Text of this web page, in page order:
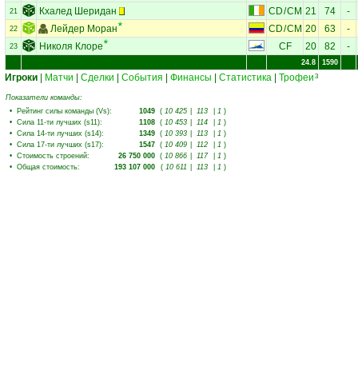
21 Кхалед Шеридан CD/CM 21 74 -
22 Лейдер Моран CD/CM 20 63 -
23 Николя Клоре CF 20 82 -
24.8 1590
Игроки Матчи Сделки События Финансы Статистика Трофеи 3
Показатели команды:
• Рейтинг силы команды (Vs): 1049 ( 10 425 113 1 )
• Сила 11-ти лучших (s11): 1108 ( 10 453 114 1 )
• Сила 14-ти лучших (s14): 1349 ( 10 393 113 1 )
• Сила 17-ти лучших (s17): 1547 ( 10 409 112 1 )
• Стоимость строений: 26 750 000 ( 10 866 117 1 )
• Общая стоимость: 193 107 000 ( 10 611 113 1 )